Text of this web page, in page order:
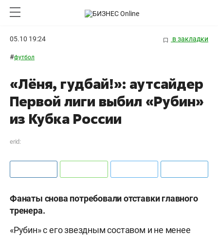
05.10 19:24 в закладки
#футбол
«Лёня, гудбай!»: аутсайдер
Первой лиги выбил «Рубин»
из Кубка России
erid:
Фанаты снова потребовали отставки главного
тренера.
«Рубин» с его звездным составом и не менее